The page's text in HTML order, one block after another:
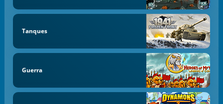
Tanques
Guerra